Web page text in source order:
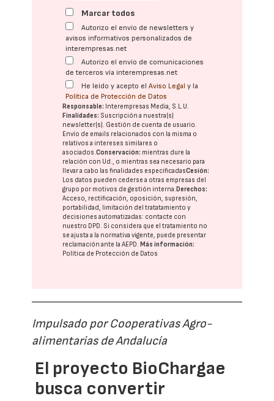
Marcar todos
Autorizo el envío de newsletters y
avisos informativos personalizados de
interempresas.net
Autorizo el envío de comunicaciones
de terceros vía interempresas.net
He leído y acepto elAviso Legal y la
Política de Protección de Datos
Responsable: Interempresas Media, S.L.U.
Finalidades: Suscripción a nuestra(s)
newsletter(s). Gestión de cuenta de usuario.
Envío de emails relacionados con la misma o
relativos a intereses similares o
asociados.Conservación: mientras dure la
relación con Ud., o mientras sea necesario para
llevar a cabo las finalidades especificadasCesión:
Los datos pueden cederse a otras empresas del
grupo por motivos de gestión interna. Derechos:
Acceso, rectificación, oposición, supresión,
portabilidad, limitación del tratatamiento y
decisiones automatizadas: contacte con
nuestro DPD. Si considera que el tratamiento no
se ajusta a la normativa vigente, puede presentar
reclamación ante laAEPD. Más información:
Política de Protección de Datos
Impulsado por Cooperativas Agro-
alimentarias de Andalucía
El proyecto BioChargae
busca convertir